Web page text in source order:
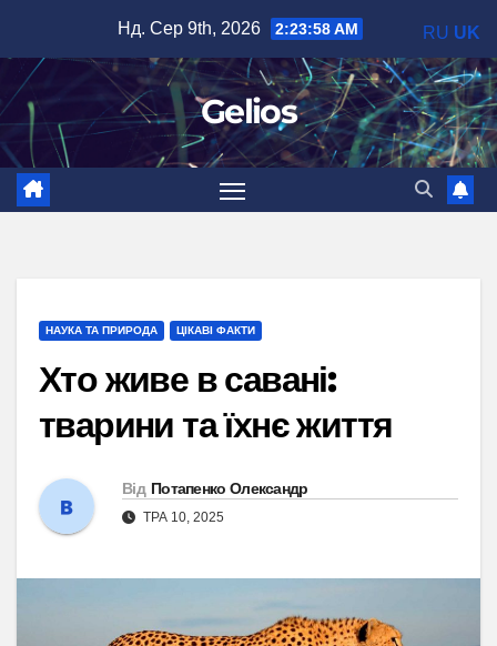
вмісту
Нд. Сер 9th, 2026 2:23:59 AM
Gelios
НАУКА ТА ПРИРОДА ЦІКАВІ ФАКТИ
Хто живе в савані:
тварини та їхнє життя
Від Потапенко Олександр
ТРА 10, 2025
RU UK